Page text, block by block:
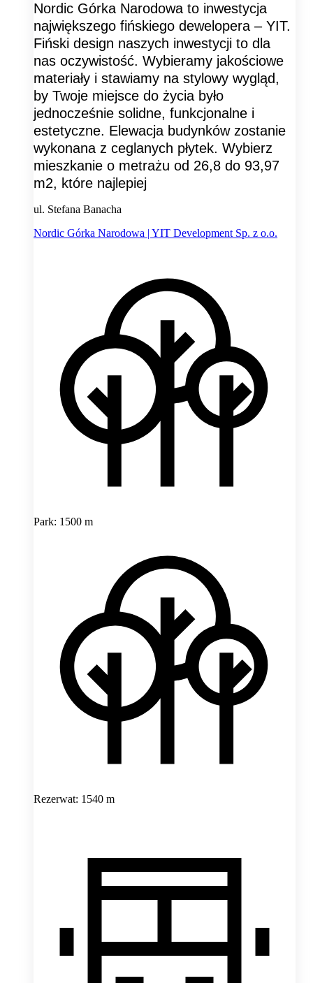
Nordic Górka Narodowa to inwestycja
największego fińskiego dewelopera – YIT.
Fiński design naszych inwestycji to dla
nas oczywistość. Wybieramy jakościowe
materiały i stawiamy na stylowy wygląd,
by Twoje miejsce do życia było
jednocześnie solidne, funkcjonalne i
estetyczne. Elewacja budynków zostanie
wykonana z ceglanych płytek. Wybierz
mieszkanie o metrażu od 26,8 do 93,97
m2, które najlepiej
ul. Stefana Banacha
Nordic Górka Narodowa | YIT Development Sp. z o.o.
Park: 1500 m
Rezerwat: 1540 m